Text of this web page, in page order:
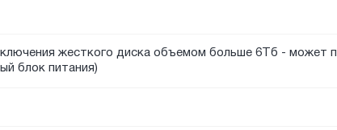
жесткого диска объемом больше 6Тб - может
блок питания)